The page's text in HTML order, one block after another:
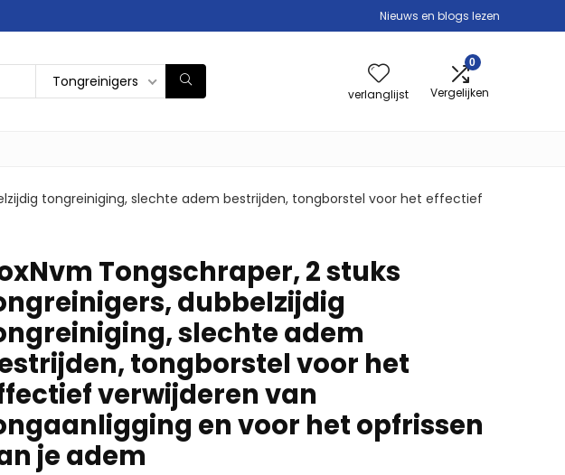
Nieuws en blogs lezen
Tongreinigers
verlanglijst
0
Vergelijken
tongreiniging, slechte adem bestrijden, tongborstel voor het effectief
Tongschraper, 2 stuks
dubbelzijdig
slechte adem
tongborstel voor het
verwijderen van
en voor het opfrissen
je adem